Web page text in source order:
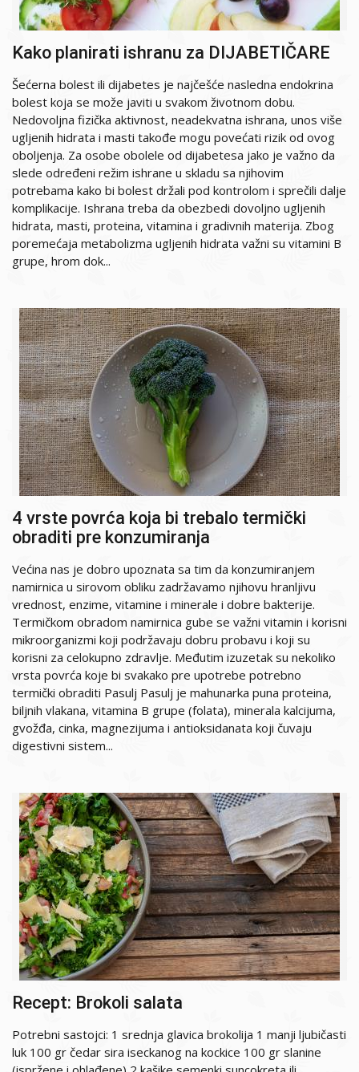
Kako planirati ishranu za DIJABETIČARE
Šećerna bolest ili dijabetes je najčešće nasledna endokrina
bolest koja se može javiti u svakom životnom dobu.
Nedovoljna fizička aktivnost, neadekvatna ishrana, unos više
ugljenih hidrata i masti takođe mogu povećati rizik od ovog
oboljenja. Za osobe obolele od dijabetesa jako je važno da
slede određeni režim ishrane u skladu sa njihovim
potrebama kako bi bolest držali pod kontrolom i sprečili dalje
komplikacije. Ishrana treba da obezbedi dovoljno ugljenih
hidrata, masti, proteina, vitamina i gradivnih materija. Zbog
poremećaja metabolizma ugljenih hidrata važni su vitamini B
grupe, hrom dok...
4 vrste povrća koja bi trebalo termički
obraditi pre konzumiranja
Većina nas je dobro upoznata sa tim da konzumiranjem
namirnica u sirovom obliku zadržavamo njihovu hranljivu
vrednost, enzime, vitamine i minerale i dobre bakterije.
Termičkom obradom namirnica gube se važni vitamin i korisni
mikroorganizmi koji podržavaju dobru probavu i koji su
korisni za celokupno zdravlje. Međutim izuzetak su nekoliko
vrsta povrća koje bi svakako pre upotrebe potrebno
termički obraditi Pasulj Pasulj je mahunarka puna proteina,
biljnih vlakana, vitamina B grupe (folata), minerala kalcijuma,
gvožđa, cinka, magnezijuma i antioksidanata koji čuvaju
digestivni sistem...
Recept: Brokoli salata
Potrebni sastojci: 1 srednja glavica brokolija 1 manji ljubičasti
luk 100 gr čedar sira iseckanog na kockice 100 gr slanine